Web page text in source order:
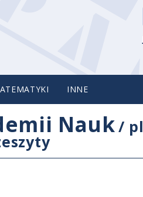
INNE
Nauk/ pl